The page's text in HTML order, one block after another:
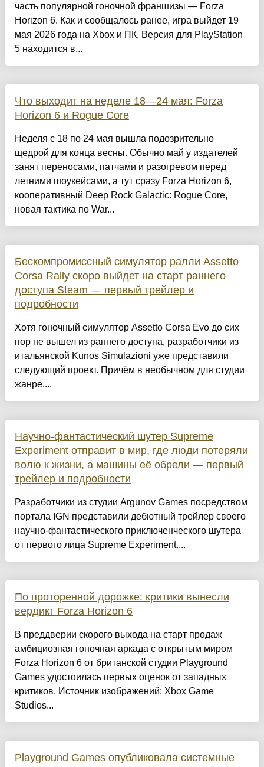
часть популярной гоночной франшизы — Forza
Horizon 6. Как и сообщалось ранее, игра выйдет 19
мая 2026 года на Xbox и ПК. Версия для PlayStation
5 находится в...
Что выходит на неделе 18—24 мая: Forza
Horizon 6 и Rogue Core
Неделя с 18 по 24 мая вышла подозрительно
щедрой для конца весны. Обычно май у издателей
занят переносами, патчами и разогревом перед
летними шоукейсами, а тут сразу Forza Horizon 6,
кооперативный Deep Rock Galactic: Rogue Core,
новая тактика по War...
Бескомпромиссный симулятор ралли Assetto
Corsa Rally скоро выйдет на старт раннего
доступа Steam — первый трейлер и
подробности
Хотя гоночный симулятор Assetto Corsa Evo до сих
пор не вышел из раннего доступа, разработчики из
итальянской Kunos Simulazioni уже представили
следующий проект. Причём в необычном для студии
жанре....
Научно-фантастический шутер Supreme
Experiment отправит в мир, где люди потеряли
волю к жизни, а машины её обрели — первый
трейлер и подробности
Разработчики из студии Argunov Games посредством
портала IGN представили дебютный трейлер своего
научно-фантастического приключенческого шутера
от первого лица Supreme Experiment....
По проторенной дорожке: критики вынесли
вердикт Forza Horizon 6
В преддверии скорого выхода на старт продаж
амбициозная гоночная аркада с открытым миром
Forza Horizon 6 от британской студии Playground
Games удостоилась первых оценок от западных
критиков. Источник изображений: Xbox Game
Studios...
Playground Games опубликовала системные